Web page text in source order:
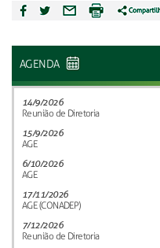
AGENDA
14/9/2026
Reunião de Diretoria
15/9/2026
AGE
6/10/2026
AGE
17/11/2026
AGE (CONADEP)
7/12/2026
Reunião de Diretoria